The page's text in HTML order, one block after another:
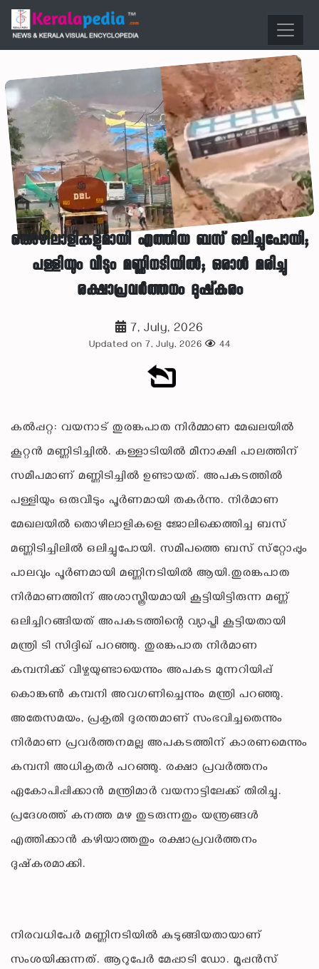
തൊഴിലാളികളുമായി എത്തിയ ബസ് ഒലിച്ചുപോയി;
പള്ളിയും വീടും മണ്ണിനടിയില്‍; ഒരാൾ മരിച്ചു
രക്ഷാപ്രവര്‍ത്തനം ദുഷ്‌കരം
7, July, 2026
Updated on 7, July, 2026 44
കല്‍പ്പറ്റ: വയനാട് തുരങ്കപാത നിര്‍മ്മാണ മേഖലയില്‍
കൂറ്റന്‍ മണ്ണിടിച്ചില്‍. കള്ളാടിയില്‍ മീനാക്ഷി പാലത്തിന്
സമീപമാണ് മണ്ണിടിച്ചില്‍ ഉണ്ടായത്. അപകടത്തില്‍
പള്ളിയും ഒരുവീടും പൂര്‍ണമായി തകര്‍ന്നു. നിര്‍മാണ
മേഖലയില്‍ തൊഴിലാളികളെ ജോലിക്കെത്തിച്ച ബസ്
മണ്ണിടിച്ചിലില്‍ ഒലിച്ചുപോയി. സമീപത്തെ ബസ് സ്‌റ്റോപ്പും
പാലവും പൂര്‍ണമായി മണ്ണിനടിയില്‍ ആയി.തുരങ്കപാത
നിര്‍മാണത്തിന് അശാസ്ത്രീയമായി കൂട്ടിയിട്ടിരുന്ന മണ്ണ്
ഒലിച്ചിറങ്ങിയത് അപകടത്തിന്റെ വ്യാപ്തി കൂട്ടിയതായി
മന്ത്രി ടി സിദ്ദിഖ് പറഞ്ഞു. തുരങ്കപാത നിര്‍മാണ
കമ്പനിക്ക് വീഴ്ചയുണ്ടായെന്നും അപകട മുന്നറിയിപ്പ്
കൊങ്കണ്‍ കമ്പനി അവഗണിച്ചെന്നും മന്ത്രി പറഞ്ഞു.
അതേസമയം, പ്രകൃതി ദുരന്തമാണ് സംഭവിച്ചതെന്നും
നിര്‍മാണ പ്രവര്‍ത്തനമല്ല അപകടത്തിന് കാരണമെന്നും
കമ്പനി അധികൃതര്‍ പറഞ്ഞു. രക്ഷാ പ്രവര്‍ത്തനം
ഏകോപിപ്പിക്കാന്‍ മന്ത്രിമാര്‍ വയനാട്ടിലേക്ക് തിരിച്ചു.
പ്രദേശത്ത് കനത്ത മഴ തുടരുന്നതും യന്ത്രങ്ങള്‍
എത്തിക്കാന്‍ കഴിയാത്തതും രക്ഷാപ്രവര്‍ത്തനം
ദുഷ്‌കരമാക്കി.
നിരവധിപേര്‍ മണ്ണിനടിയില്‍ കുടുങ്ങിയതായാണ്
സംശയിക്കുന്നത്. ആറുപേര്‍ മേപ്പാടി ഡോ. മൂപ്പന്‍സ്